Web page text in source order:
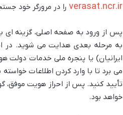
verasat.ncr.ir را در مرورگر خود
پس از ورود به صفحه اصلی، گزینه ای
به مرحله بعدی هدایت می شوید. در
ایرانیان) یا پنجره ملی خدمات دولت
می برد تا با وارد کردن اطلاعات
تأیید کنید. پس از احراز هویت
خواهد بود.